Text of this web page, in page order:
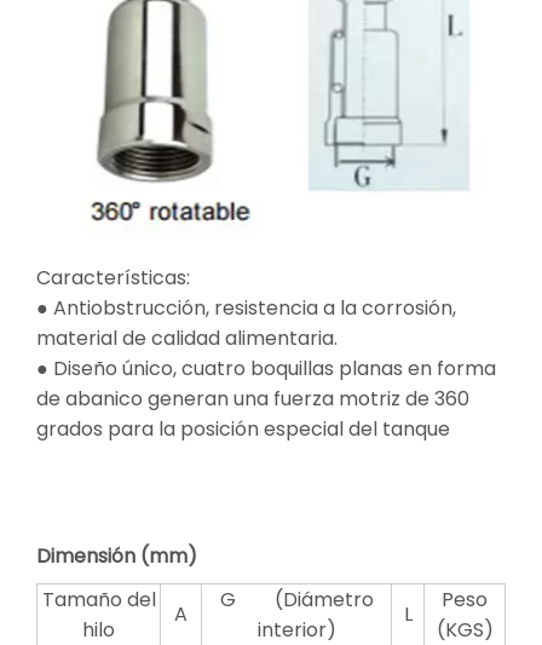
Características:
● Antiobstrucción, resistencia a la corrosión,
material de calidad alimentaria.
● Diseño único, cuatro boquillas planas en forma
de abanico generan una fuerza motriz de 360 ​​
grados para la posición especial del tanque
Dimensión (mm)
Tamaño del
hilo
A
G (Diámetro
interior)
L
Peso
(KGS)